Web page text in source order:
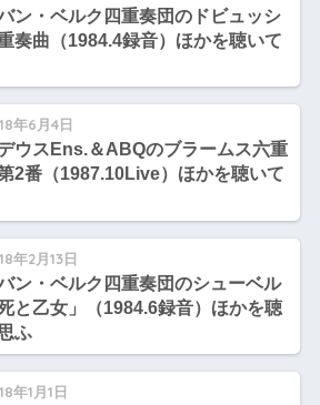
ン・ベルク四重奏団のドビュッシ
奏曲（1984.4録音）ほかを聴いて
年6月4日
ウスEns.＆ABQのブラームス六重
2番（1987.10Live）ほかを聴いて
年2月13日
ン・ベルク四重奏団のシューベル
死と乙女」（1984.6録音）ほかを聴
ふ
年1月1日